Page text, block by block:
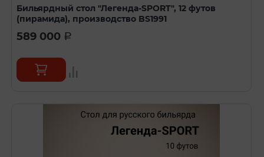
Бильярдный стол "Легенда-SPORT", 12 футов
(пирамида), производство BS1991
589 000 a